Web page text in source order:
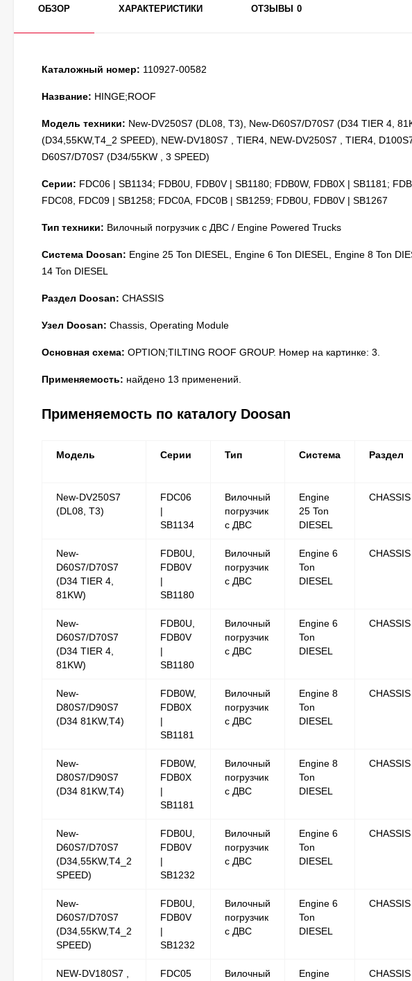
ОБЗОР ХАРАКТЕРИСТИКИ ОТЗЫВЫ 0
Каталожный номер: 110927-00582
Название: HINGE;ROOF
Модель техники: New-DV250S7 (DL08, T3), New-D60S7/D70S7 (D34 TIER 4,
(D34,55KW,T4_2 SPEED), NEW-DV180S7 , TIER4, NEW-DV250S7 , TIER4,
D60S7/D70S7 (D34/55KW , 3 SPEED)
Серии: FDC06 | SB1134; FDB0U, FDB0V | SB1180; FDB0W, FDB0X | SB1181;
FDC08, FDC09 | SB1258; FDC0A, FDC0B | SB1259; FDB0U, FDB0V | SB1267
Тип техники: Вилочный погрузчик с ДВС / Engine Powered Trucks
Система Doosan: Engine 25 Ton DIESEL, Engine 6 Ton DIESEL, Engine 8 Ton
14 Ton DIESEL
Раздел Doosan: CHASSIS
Узел Doosan: Chassis, Operating Module
Основная схема: OPTION;TILTING ROOF GROUP. Номер на картинке: 3.
Применяемость: найдено 13 применений.
Применяемость по каталогу Doosan
Модель Серии Тип Система Раздел
New-DV250S7
(DL08, T3)
FDC06
|
SB1134
Вилочный
погрузчик
с ДВС
Engine
25 Ton
DIESEL
CHASSIS
New-
D60S7/D70S7
(D34 TIER 4,
81KW)
FDB0U,
FDB0V
|
SB1180
Вилочный
погрузчик
с ДВС
Engine 6
Ton
DIESEL
CHASSIS
New-
D60S7/D70S7
(D34 TIER 4,
81KW)
FDB0U,
FDB0V
|
SB1180
Вилочный
погрузчик
с ДВС
Engine 6
Ton
DIESEL
CHASSIS
New-
D80S7/D90S7
(D34 81KW,T4)
FDB0W,
FDB0X
|
SB1181
Вилочный
погрузчик
с ДВС
Engine 8
Ton
DIESEL
CHASSIS
New-
D80S7/D90S7
(D34 81KW,T4)
FDB0W,
FDB0X
|
SB1181
Вилочный
погрузчик
с ДВС
Engine 8
Ton
DIESEL
CHASSIS
New-
D60S7/D70S7
(D34,55KW,T4_2
SPEED)
FDB0U,
FDB0V
|
SB1232
Вилочный
погрузчик
с ДВС
Engine 6
Ton
DIESEL
CHASSIS
New-
D60S7/D70S7
(D34,55KW,T4_2
SPEED)
FDB0U,
FDB0V
|
SB1232
Вилочный
погрузчик
с ДВС
Engine 6
Ton
DIESEL
CHASSIS
NEW-DV180S7 ,
FDC05
Вилочный
Engine
CHASSIS